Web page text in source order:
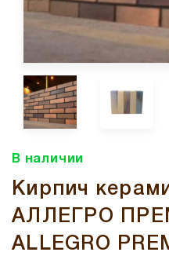
В наличии
Кирпич
АЛЛЕГРО
ALLEGRO